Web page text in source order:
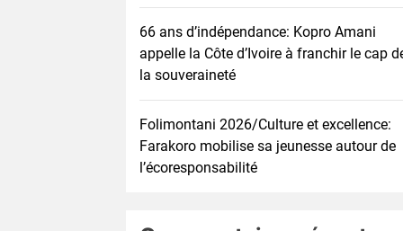
66 ans d’indépendance: Kopro Amani
appelle la Côte d’Ivoire à franchir le cap
la souveraineté
Folimontani 2026/Culture et excellence:
Farakoro mobilise sa jeunesse autour de
l’écoresponsabilité